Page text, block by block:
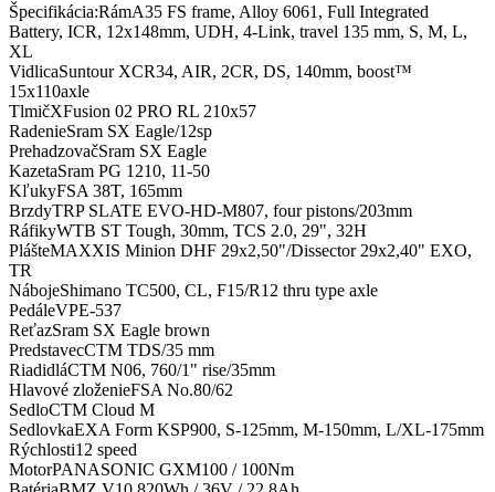
Špecifikácia:RámA35 FS frame, Alloy 6061, Full Integrated
Battery, ICR, 12x148mm, UDH, 4-Link, travel 135 mm, S, M, L,
XL
VidlicaSuntour XCR34, AIR, 2CR, DS, 140mm, boost™
15x110axle
TlmičXFusion 02 PRO RL 210x57
RadenieSram SX Eagle/12sp
PrehadzovačSram SX Eagle
KazetaSram PG 1210, 11-50
KľukyFSA 38T, 165mm
BrzdyTRP SLATE EVO-HD-M807, four pistons/203mm
RáfikyWTB ST Tough, 30mm, TCS 2.0, 29", 32H
PlášteMAXXIS Minion DHF 29x2,50"/Dissector 29x2,40" EXO,
TR
NábojeShimano TC500, CL, F15/R12 thru type axle
PedáleVPE-537
ReťazSram SX Eagle brown
PredstavecCTM TDS/35 mm
RiadidláCTM N06, 760/1" rise/35mm
Hlavové zloženieFSA No.80/62
SedloCTM Cloud M
SedlovkaEXA Form KSP900, S-125mm, M-150mm, L/XL-175mm
Rýchlosti12 speed
MotorPANASONIC GXM100 / 100Nm